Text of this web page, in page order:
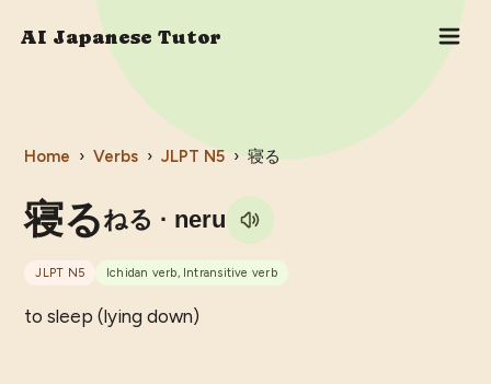
AI Japanese Tutor
Home › Verbs › JLPT N5 › 寝る
寝るねる · neru
JLPT N5 Ichidan verb, Intransitive verb
to sleep (lying down)